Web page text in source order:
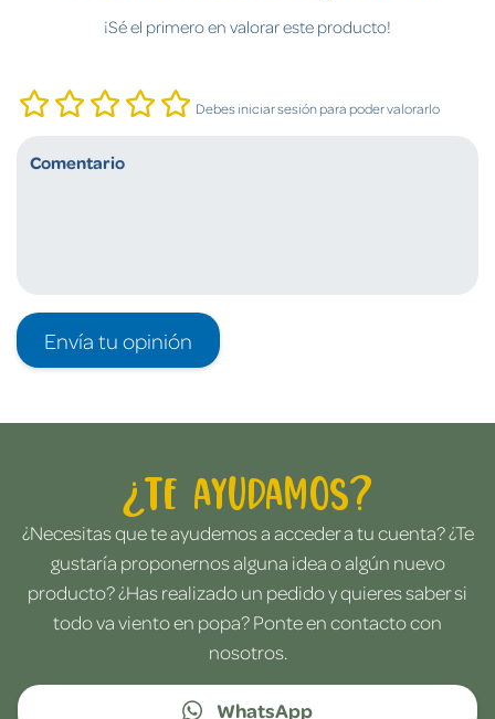
¡Sé el primero en valorar este producto!
Debes iniciar sesión para poder valorarlo
Envía tu opinión
¿Te ayudamos?
¿Necesitas que te ayudemos a acceder a tu cuenta? ¿Te
gustaría proponernos alguna idea o algún nuevo
producto? ¿Has realizado un pedido y quieres saber si
todo va viento en popa? Ponte en contacto con
nosotros.
WhatsApp